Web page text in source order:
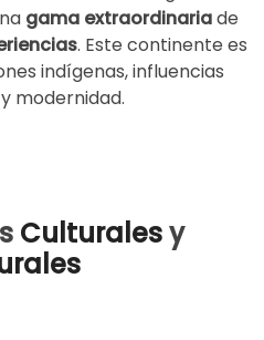
gama extraordinariade
. Este continente es
indígenas, influencias
modernidad.
Culturalesy